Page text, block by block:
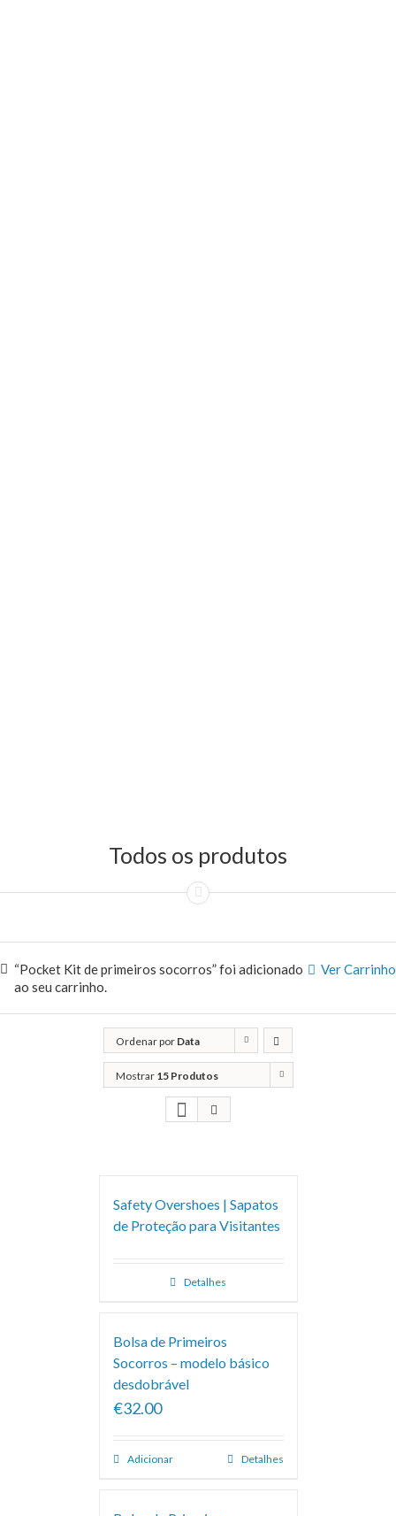
Todos os produtos
Ver Carrinho
“Pocket Kit de primeiros socorros” foi adicionado
ao seu carrinho.
Ordenar por Data
Mostrar 15 Produtos
Safety Overshoes | Sapatos
de Proteção para Visitantes
Detalhes
Bolsa de Primeiros
Socorros – modelo básico
desdobrável
€32.00
Adicionar Detalhes